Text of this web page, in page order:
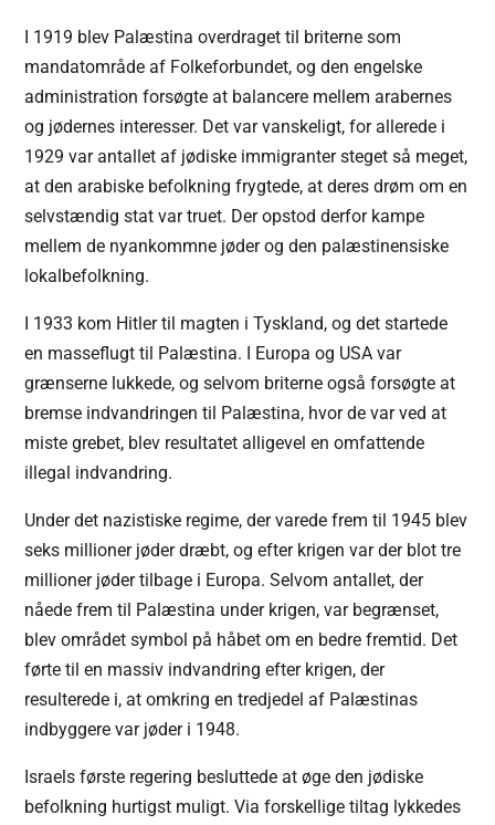
I 1919 blev Palæstina overdraget til briterne som
mandatområde af Folkeforbundet, og den engelske
administration forsøgte at balancere mellem arabernes
og jødernes interesser. Det var vanskeligt, for allerede i
1929 var antallet af jødiske immigranter steget så meget,
at den arabiske befolkning frygtede, at deres drøm om en
selvstændig stat var truet. Der opstod derfor kampe
mellem de nyankommne jøder og den palæstinensiske
lokalbefolkning.
I 1933 kom Hitler til magten i Tyskland, og det startede
en masseflugt til Palæstina. I Europa og USA var
grænserne lukkede, og selvom briterne også forsøgte at
bremse indvandringen til Palæstina, hvor de var ved at
miste grebet, blev resultatet alligevel en omfattende
illegal indvandring.
Under det nazistiske regime, der varede frem til 1945 blev
seks millioner jøder dræbt, og efter krigen var der blot tre
millioner jøder tilbage i Europa. Selvom antallet, der
nåede frem til Palæstina under krigen, var begrænset,
blev området symbol på håbet om en bedre fremtid. Det
førte til en massiv indvandring efter krigen, der
resulterede i, at omkring en tredjedel af Palæstinas
indbyggere var jøder i 1948.
Israels første regering besluttede at øge den jødiske
befolkning hurtigst muligt. Via forskellige tiltag lykkedes